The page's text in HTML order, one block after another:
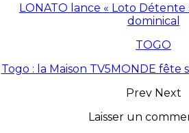
LONATO lance « Loto
dominical
TOGO
Togo : la Maison TV5MONDE fête
Prev Next
Laisser un